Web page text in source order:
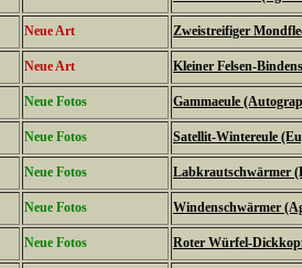
Neue Art Zweistreifiger
Neue Art Kleiner Felsen-
Neue Fotos Gammaeule
Neue Fotos Satellit-Wintereule
Neue Fotos Labkrautschwärmer
Neue Fotos Windenschwärmer
Neue Fotos Roter Würfel-